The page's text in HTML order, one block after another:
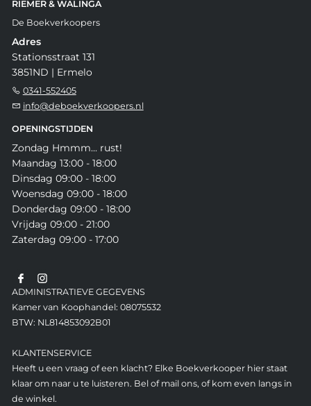
RIEMER & WALINGA
De Boekverkoopers
Adres
Stationsstraat 131
3851ND | Ermelo
0341-552405
info@deboekverkoopers.nl
OPENINGSTIJDEN
Zondag Hmmm... rust!
Maandag 13:00 - 18:00
Dinsdag 09:00 - 18:00
Woensdag 09:00 - 18:00
Donderdag 09:00 - 18:00
Vrijdag 09:00 - 21:00
Zaterdag 09:00 - 17:00
ADMINISTRATIEVE GEGEVENS
Kamer van Koophandel: 08075532
BTW: NL814853092B01
KLANTENSERVICE
Heeft u een vraag of een klacht? Elke Boekverkooper hier staat
klaar om naar u te luisteren. Bel of mail ons, of kom even langs in
de winkel.